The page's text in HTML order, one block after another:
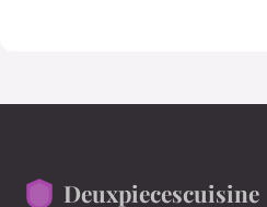
Deuxpiecescuisine